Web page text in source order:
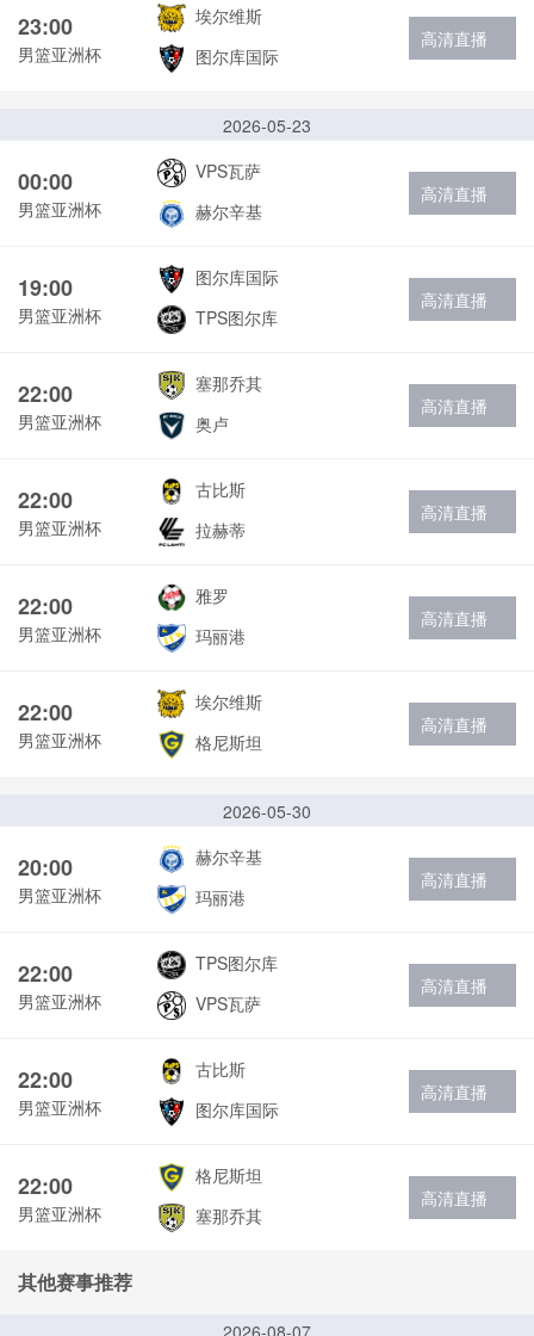
23:00
男篮亚洲杯
埃尔维斯
图尔库国际
高清直播
2026-05-23
00:00
男篮亚洲杯
VPS瓦萨
赫尔辛基
高清直播
19:00
男篮亚洲杯
图尔库国际
TPS图尔库
高清直播
22:00
男篮亚洲杯
塞那乔其
奥卢
高清直播
22:00
男篮亚洲杯
古比斯
拉赫蒂
高清直播
22:00
男篮亚洲杯
雅罗
玛丽港
高清直播
22:00
男篮亚洲杯
埃尔维斯
格尼斯坦
高清直播
2026-05-30
20:00
男篮亚洲杯
赫尔辛基
玛丽港
高清直播
22:00
男篮亚洲杯
TPS图尔库
VPS瓦萨
高清直播
22:00
男篮亚洲杯
古比斯
图尔库国际
高清直播
22:00
男篮亚洲杯
格尼斯坦
塞那乔其
高清直播
其他赛事推荐
2026-08-07